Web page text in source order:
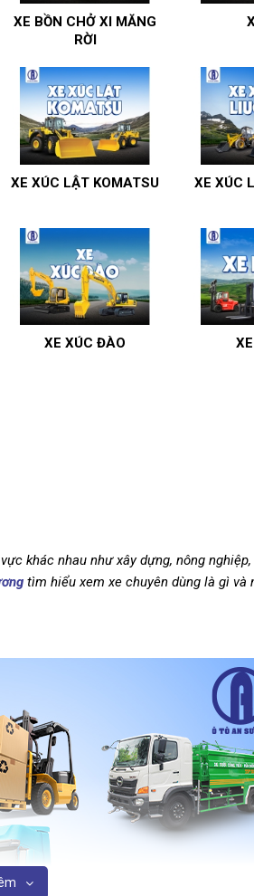
XE BỒN CHỞ XI MĂNG
RỜI
XE XÚC LẬT KOMATSU XE XÚC
XE XÚC ĐÀO
khác nhau như xây dựng, nông
tìm hiểu xem xe chuyên dùng là gì và